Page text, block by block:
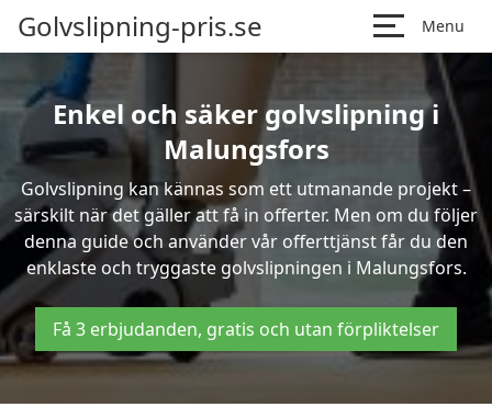
Golvslipning-pris.se Menu
Enkel och säker golvslipning i
Malungsfors
Golvslipning kan kännas som ett utmanande projekt –
särskilt när det gäller att få in offerter. Men om du följer
denna guide och använder vår offerttjänst får du den
enklaste och tryggaste golvslipningen i Malungsfors.
Få 3 erbjudanden, gratis och utan förpliktelser